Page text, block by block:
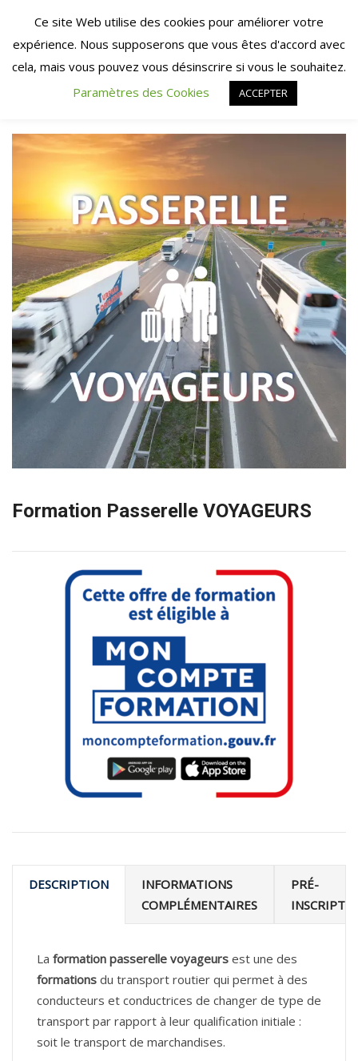
content
Formation Passerelle VOYAGEURS
DESCRIPTION
INFORMATIONS
COMPLÉMENTAIRES
PRÉ-
La formation passerelle voyageurs est une des
formations du transport routier qui permet à des
conducteurs et conductrices de changer de type de
transport par rapport à leur qualification initiale :
soit le transport de marchandises.
Ce site Web utilise des cookies pour améliorer votre
expérience. Nous supposerons que vous êtes d'accord avec
cela, mais vous pouvez vous désinscrire si vous le souhaitez.
Paramètres des Cookies
ACCEPTER